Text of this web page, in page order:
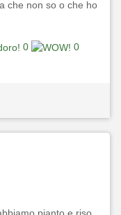
che non so o che ho
0
0